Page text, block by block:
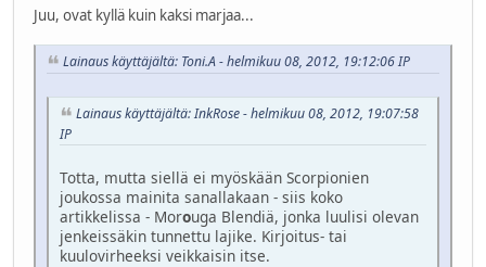
Juu, ovat kyllä kuin kaksi marjaa...
Lainaus käyttäjältä: Toni.A - helmikuu 08, 2012, 19:12:06 IP
Lainaus käyttäjältä: InkRose - helmikuu 08, 2012, 19:07:58
IP
Totta, mutta siellä ei myöskään Scorpionien
joukossa mainita sanallakaan - siis koko
artikkelissa - Morouga Blendiä, jonka luulisi olevan
jenkeissäkin tunnettu lajike. Kirjoitus- tai
kuulovirheeksi veikkaisin itse.